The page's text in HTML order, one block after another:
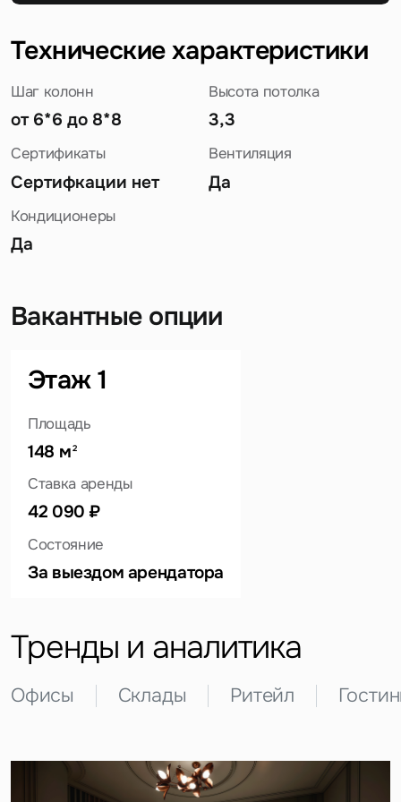
Технические характеристики
Шаг колонн
от 6*6 до 8*8
Высота потолка
3,3
Сертификаты
Сертифкации нет
Вентиляция
Да
Кондиционеры
Да
Вакантные опции
Этаж 1
Площадь
148 м2
Ставка аренды
42 090 ₽
Состояние
За выездом арендатора
Тренды и аналитика
Офисы Склады Ритейл
Задайте свой вопрос
Вопрос
Предложение
Уведомления
Это обязательное поле
Это обязательное поле